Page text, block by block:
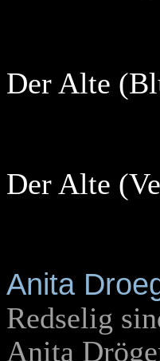
Der Alte
Der Alte
Anita
Redselig
Anita